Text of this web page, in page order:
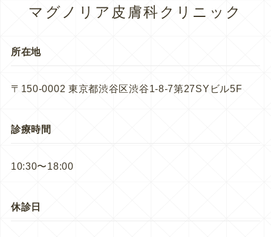
マグノリア皮膚科クリニック
所在地
〒150-0002 東京都渋谷区渋谷1-8-7第27SYビル5F
診療時間
10:30〜18:00
休診日